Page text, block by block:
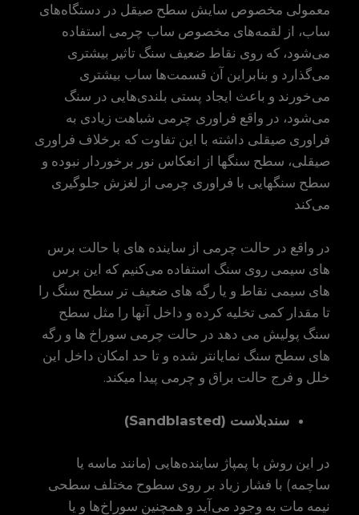
معمولی مخصوص سایش سطح صیقل در دستگاه‌های
ساب، از لقمه‌های مخصوص ساب چرمی استفاده
می‌شود، که روی نقاط ضعیف سنگ تاثیر بیشتری
می‌گذارد و بنابراین آن قسمت‌ها ساب بیشتری
می‌خورند و باعث ایجاد پستی بلندی‌هایی در سنگ
می‌شود، در واقع فراوری چرمی شباهت زیادی به
فراوری صیقلی داشته با این تفاوت که برخلاف فراوری
صیقلی، سطح سنگها از انعکاس نور برخوردار نبوده و
سطح سنگهایی با فراوری چرمی از لغزش جلوگیری
می‌کند
در واقع در حالت چرمی از ساینده های با حالت برس
های سیمی روی سنگ استفاده می‌کنیم که این برس
های سیمی نقاط و یا رگه های ضعیف تر سطح سنگ را
تا مقدار کمی تخلیه کرده و داخل آنها را مثل سطح
سنگ پولیش می دهد در حالت چرمی سوراخ ها و رگه
های سطح سنگ نمایانتر شده و تا حد امکان داخل این
خلل و فرج حالت براق و چرمی پیدا میکند.
سندبلاست (Sandblasted)
در این روش با پمپاژ ساینده‌هایی (مانند ماسه یا
ساچمه) با فشار زیاد بر روی سطوح مختلف سطحی
نیمه مات به وجود می‌آید و همچنین سوراخ‌ها و یا